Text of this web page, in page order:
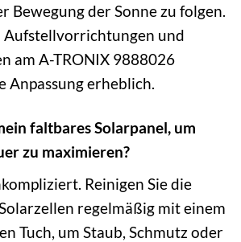
Bewegung der Sonne zu folgen.
und
am A-TRONIX 9888026
Anpassung erheblich.
faltbares Solarpanel, um
zu maximieren?
Reinigen Sie die
regelmäßig mit einem
Tuch, um Staub, Schmutz oder